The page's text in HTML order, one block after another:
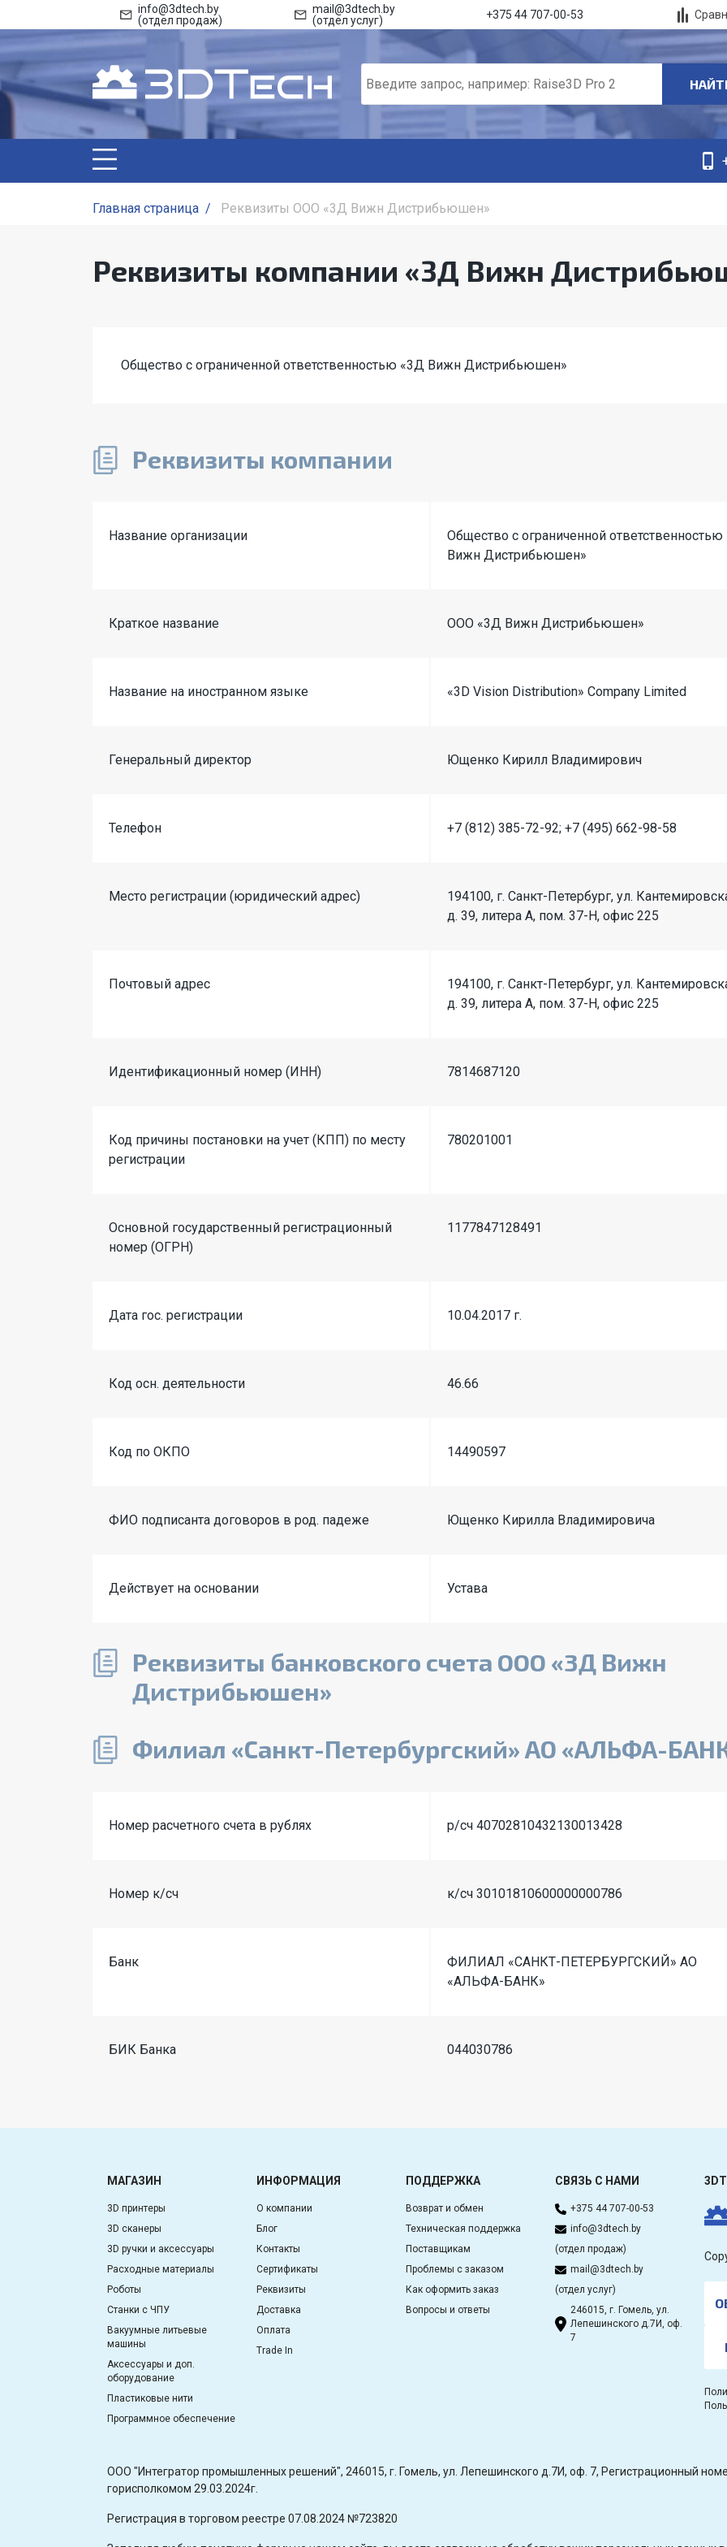
info@3dtech.by
(отдел продаж)
mail@3dtech.by
(отдел услуг)
+375 44 707-00-53
Главная страница / Реквизиты OOO «3Д Вижн Дистрибьюшен»
Реквизиты компании «3Д Вижн
Общество с ограниченной ответственностью «3Д Вижн Дистрибьюшен»
Реквизиты компании
Название организации
Общество с ограниченной
Вижн Дистрибьюшен»
Краткое название OOO «3Д Вижн Дистрибьюшен»
Название на иностранном языке «3D Vision Distribution» Company Limited
Генеральный директор Ющенко Кирилл Владимирович
Телефон +7 (812) 385-72-92; +7 (495) 662-98-58
Место регистрации (юридический адрес)
194100, г. Санкт-Петербург, ул.
д. 39, литера А, пом. 37-Н, офис 225
Почтовый адрес
194100, г. Санкт-Петербург, ул.
д. 39, литера А, пом. 37-Н, офис 225
Идентификационный номер (ИНН) 7814687120
Код причины постановки на учет (КПП) по месту
регистрации
780201001
Основной государственный регистрационный
номер (ОГРН)
1177847128491
Дата гос. регистрации 10.04.2017 г.
Код осн. деятельности 46.66
Код по ОКПО 14490597
ФИО подписанта договоров в род. падеже Ющенко Кирилла Владимировича
Действует на основании Устава
Реквизиты банковского счета OOO «3Д Вижн
Дистрибьюшен»
Филиал «Санкт-Петербургский» АО «АЛЬФА-
Номер расчетного счета в рублях р/сч 40702810432130013428
Номер к/сч к/сч 30101810600000000786
Банк
ФИЛИАЛ «САНКТ-ПЕТЕРБУРГСКИЙ» АО
«АЛЬФА-БАНК»
БИК Банка 044030786
МАГАЗИН
3D принтеры
3D сканеры
3D ручки и аксессуары
Расходные материалы
Роботы
Станки с ЧПУ
Вакуумные литьевые
машины
Аксессуары и доп.
оборудование
Пластиковые нити
Программное обеспечение
ИНФОРМАЦИЯ
О компании
Блог
Контакты
Сертификаты
Реквизиты
Доставка
Оплата
Trade In
ПОДДЕРЖКА
Возврат и обмен
Техническая поддержка
Поставщикам
Проблемы с заказом
Как оформить заказ
Вопросы и ответы
СВЯЗЬ С НАМИ
+375 44 707-00-53
info@3dtech.by
(отдел продаж)
mail@3dtech.by
(отдел услуг)
246015, г. Гомель, ул.
Лепешинского д.7И, оф.
7
OOO "Интегратор промышленных решений", 246015, г. Гомель, ул. Лепешинского д.7И, оф. 7, Регистрационный
горисполкомом 29.03.2024г.
Регистрация в торговом реестре 07.08.2024 №723820